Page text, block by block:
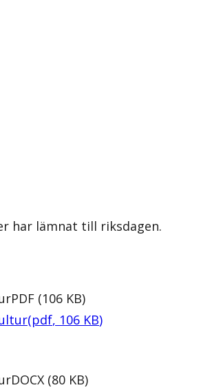
har lämnat till riksdagen.
PDF (106 KB)
(pdf, 106 KB)
DOCX (80 KB)